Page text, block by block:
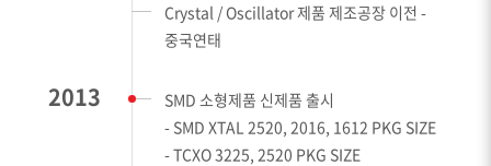
Crystal / Oscillator 제품 제조공장 이전 -
중국연태
2013
SMD 소형제품 신제품 출시
- SMD XTAL 2520, 2016, 1612 PKG SIZE
- TCXO 3225, 2520 PKG SIZE